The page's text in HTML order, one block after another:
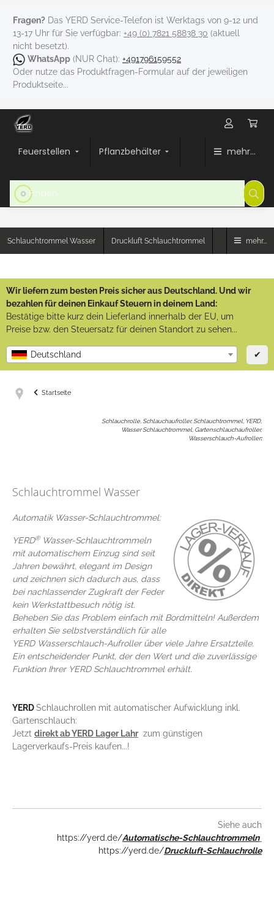
Fragen? Das YERD Service-Telefon ist Werktags von 9-12 und
13-17 Uhr für Sie verfügbar: +49 (0) 7821 58838 30 (aktuell
nicht besetzt).
WhatsApp (NUR Chat): +491796159552
Oder nutze das Produktfragen-Formular auf der jeweiligen
Produktseite...
Feuerstellen Pflanzbehälter mehr...
Schlauchtrommel Wasser Druckluft Schlauchtrommel mehr...
Wir liefern zum besten Preis sicher aus Deutschland. Und wir
bezahlen für deinen Einkauf Steuern in deinem Land:
Bestätige bitte kurz dein Lieferland innerhalb der EU, um
Preise bzw. den Steuersatz für deinen Standort zu sehen...
Deutschland ✔
Startseite
Schlauchrolle, Schlauchaufroller, Schlauchtrommel, YERD,
Wasser Schlauchtrommel, Gartenschlauchaufroller,
Wasserschlauch-Aufroller:
Schlauchtrommel Wasser
Automatik Wasser-Schlauchtrommel:
YERD® Wasser-Schlauchtrommeln
mit automatischem Einzug sind seit
Jahren bewährt, elegant im Design
und zeichnen sich dadurch aus, dass
bei nachlassender Zugkraft der Feder
kein Werkstattbesuch nötig ist.
Beheben Sie das Problem einfach mit Bordmitteln! Außerdem
erhalten Sie selbstverständlich für alle
YERD Wasserschlauch-Aufroller über viele Jahre Ersatzteile.
Ein entscheidender Punkt, der den Wert und die zuverlässige
Funktion Ihrer YERD Schlauchtrommel erhält.
YERDSchlauchrollen mit automatischer Aufwicklung inkl.
Gartenschlauch:
Jetzt direkt ab YERD Lager Lahrzum günstigen
Lagerverkaufs-Preis kaufen...!
Siehe auch
https://yerd.de/Automatische-Schlauchtrommeln
https://yerd.de/Druckluft-Schlauchrolle